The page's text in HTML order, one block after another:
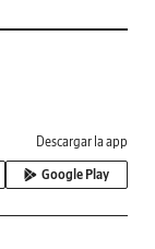
Descargar la app
Google Play